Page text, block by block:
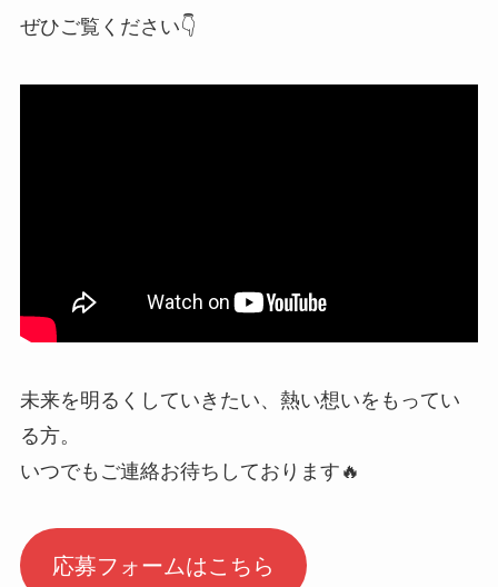
ぜひご覧ください👇
未来を明るくしていきたい、熱い想いをもってい
る方。
いつでもご連絡お待ちしております🔥
応募フォームはこちら